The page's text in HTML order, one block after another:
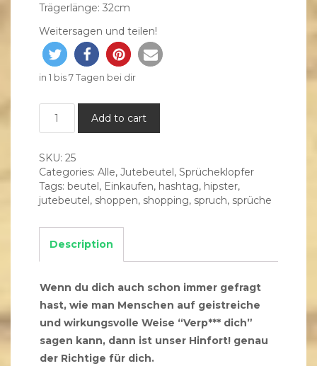
Trägerlänge: 32cm
Weitersagen und teilen!
in 1 bis 7 Tagen bei dir
Hinfort!
Add to cart
SKU: 25
Categories: Alle, Jutebeutel, Sprücheklopfer
Tags: beutel, Einkaufen, hashtag, hipster,
jutebeutel, shoppen, shopping, spruch, sprüche
Description
Wenn du dich auch schon immer gefragt
hast, wie man Menschen auf geistreiche
und wirkungsvolle Weise “Verp*** dich”
sagen kann, dann ist unser Hinfort! genau
der Richtige für dich.